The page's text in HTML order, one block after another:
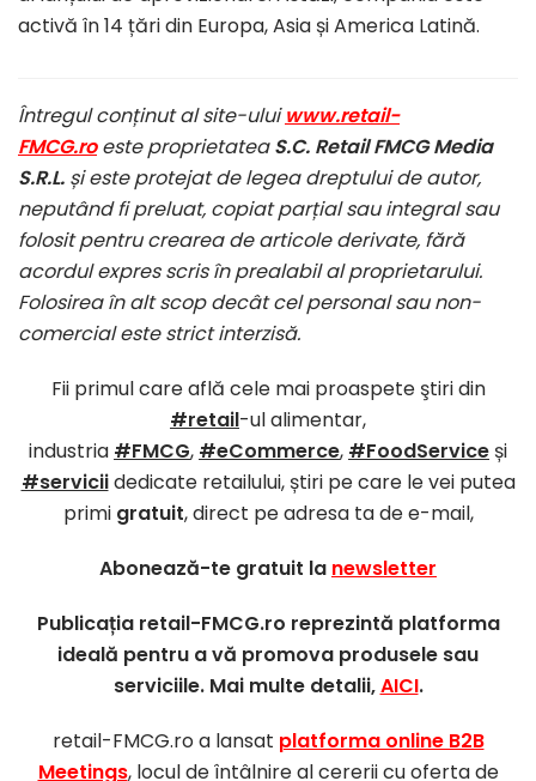
activă în 14 țări din Europa, Asia și America Latină.
Întregul conținut al site-uluiwww.retail-
FMCG.roeste proprietateaS.C. Retail FMCG Media
S.R.L. și este protejat de legea dreptului de autor,
neputând fi preluat, copiat parțial sau integral sau
folosit pentru crearea de articole derivate, fără
acordul expres scris în prealabil al proprietarului.
Folosirea în alt scop decât cel personal sau non-
comercial este strict interzisă.
Fii primul care află cele mai proaspete ştiri din
#retail-ul alimentar,
industria #FMCG, #eCommerce, #FoodServiceși
#serviciidedicate retailului, știri pe care le vei putea
primi gratuit, direct pe adresa ta de e-mail,
Abonează-te gratuit la newsletter
Publicația retail-FMCG.ro reprezintă platforma
ideală pentru a vă promova produsele sau
serviciile. Mai multe detalii,AICI.
retail-FMCG.ro a lansat platforma online B2B
Meetings, locul de întâlnire al cererii cu oferta de